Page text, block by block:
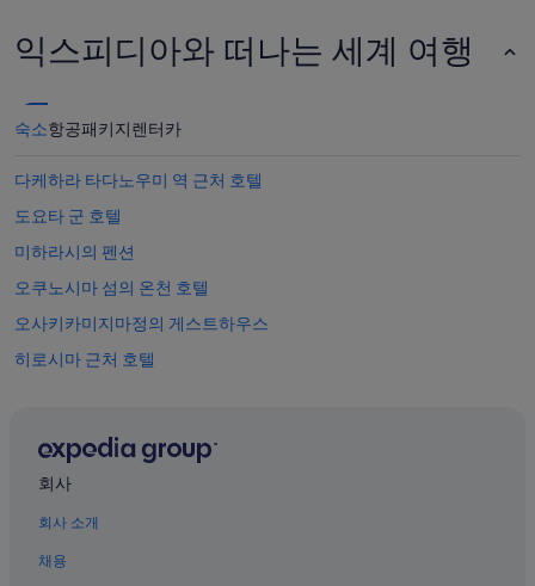
익스피디아와 떠나는 세계 여행
숙소항공패키지렌터카
다케하라 타다노우미 역 근처 호텔
도요타 군 호텔
미하라시의 펜션
오쿠노시마 섬의 온천 호텔
오사키카미지마정의 게스트하우스
히로시마 근처 호텔
히가시히로시마 사이조 역의 게스트하우스
혼고초의 4성급 호텔
회사
회사 소개
채용